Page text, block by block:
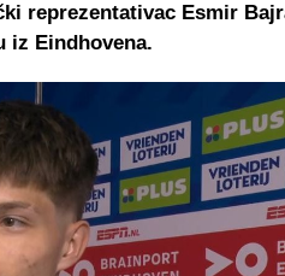
reprezentativac Esmir
iz Eindhovena.